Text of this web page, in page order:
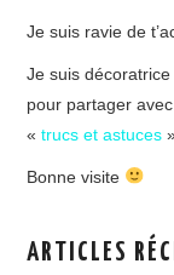
Je suis ravie de
Je suis
pour partager
«trucs et astuces
Bonne visite
ARTICLES